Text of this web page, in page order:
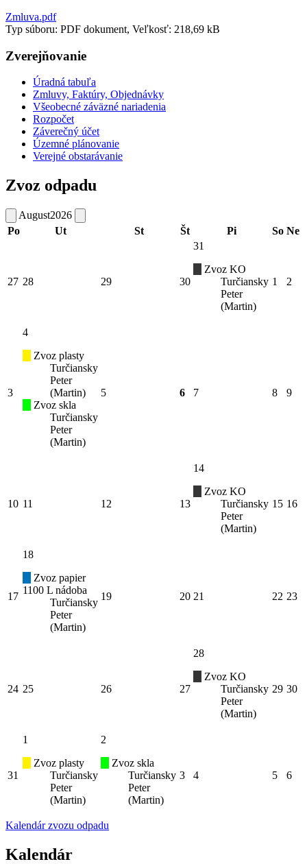
Zmluva.pdf
Typ súboru: PDF dokument, Veľkosť: 218,69 kB
Zverejňovanie
Úradná tabuľa
Zmluvy, Faktúry, Objednávky
Všeobecné záväzné nariadenia
Rozpočet
Záverečný účet
Územné plánovanie
Verejné obstarávanie
Zvoz odpadu
August2026
Po
Ut St Št Pi So Ne
27 28 29 30
31
Zvoz KO
Turčiansky
Peter
(Martin)
1 2
3
4
Zvoz plasty
Turčiansky
Peter
(Martin)
Zvoz skla
Turčiansky
Peter
(Martin)
5 6 7 8 9
10 11 12 13
14
Zvoz KO
Turčiansky
Peter
(Martin)
15 16
17
18
Zvoz papier
1100 L nádoba
Turčiansky
Peter
(Martin)
19 20 21 22 23
24 25 26 27
28
Zvoz KO
Turčiansky
Peter
(Martin)
29 30
31
1
Zvoz plasty
Turčiansky
Peter
(Martin)
2
Zvoz skla
Turčiansky
Peter
(Martin)
3 4 5 6
Kalendár zvozu odpadu
Kalendár